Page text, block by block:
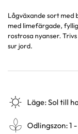
Lågväxande sort med
med limefärgade,
rostrosa nyanser.
sur jord.
Läge:Sol till
Odlingszon:1